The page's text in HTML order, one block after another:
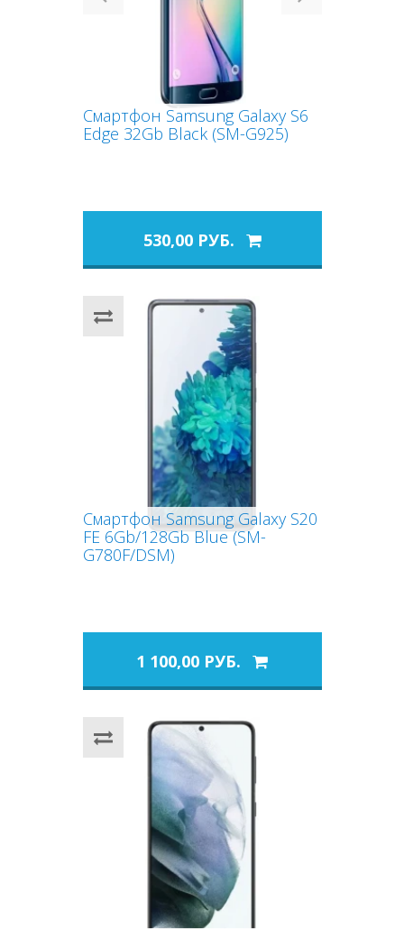
Смартфон Samsung Galaxy S6
Edge 32Gb Black (SM-G925)
530,00 РУБ.
Смартфон Samsung Galaxy S20
FE 6Gb/128Gb Blue (SM-
G780F/DSM)
1 100,00 РУБ.